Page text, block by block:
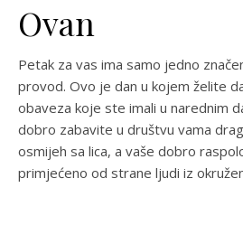
Ovan
Petak za vas ima samo jedno
provod. Ovo je dan u kojem želite
obaveza koje ste imali u narednim
dobro zabavite u društvu vama
osmijeh sa lica, a vaše dobro
primjećeno od strane ljudi iz